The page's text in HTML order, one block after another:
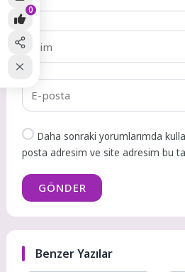
Daha sonraki yorumlarımda
posta adresim ve site adresim bu
GÖNDER
Benzer Yazılar
0